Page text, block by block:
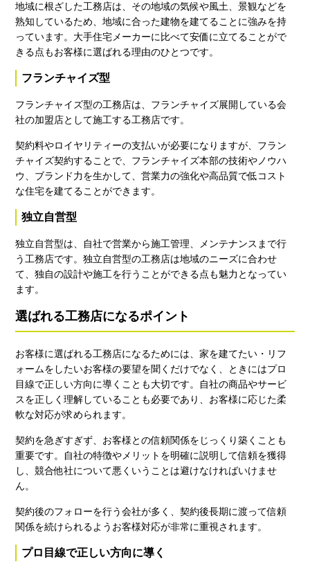
地域に根ざした工務店は、その地域の気候や風土、景観などを
熟知しているため、地域に合った建物を建てることに強みを持
っています。大手住宅メーカーに比べて安価に立てることがで
きる点もお客様に選ばれる理由のひとつです。
フランチャイズ型
フランチャイズ型の工務店は、フランチャイズ展開している会
社の加盟店として施工する工務店です。
契約料やロイヤリティーの支払いが必要になりますが、フラン
チャイズ契約することで、フランチャイズ本部の技術やノウハ
ウ、ブランド力を生かして、営業力の強化や高品質で低コスト
な住宅を建てることができます。
独立自営型
独立自営型は、自社で営業から施工管理、メンテナンスまで行
う工務店です。独立自営型の工務店は地域のニーズに合わせ
て、独自の設計や施工を行うことができる点も魅力となってい
ます。
選ばれる工務店になるポイント
お客様に選ばれる工務店になるためには、家を建てたい・リフ
ォームをしたいお客様の要望を聞くだけでなく、ときにはプロ
目線で正しい方向に導くことも大切です。自社の商品やサービ
スを正しく理解していることも必要であり、お客様に応じた柔
軟な対応が求められます。
契約を急ぎすぎず、お客様との信頼関係をじっくり築くことも
重要です。自社の特徴やメリットを明確に説明して信頼を獲得
し、競合他社について悪くいうことは避けなければいけませ
ん。
契約後のフォローを行う会社が多く、契約後長期に渡って信頼
関係を続けられるようお客様対応が非常に重視されます。
プロ目線で正しい方向に導く